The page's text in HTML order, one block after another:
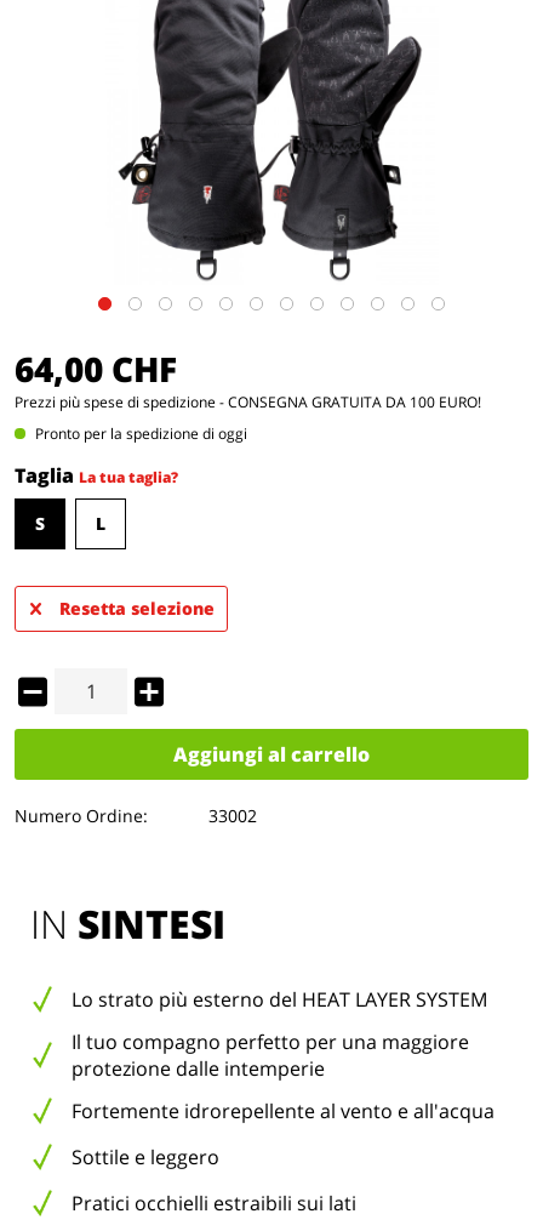
64,00 CHF
Prezzi più spese di spedizione- CONSEGNA GRATUITA DA 100 EURO!
Pronto per la spedizione di oggi
Taglia La tua taglia?
S L
Resetta selezione
Aggiungi al carrello
Numero Ordine: 33002
IN SINTESI
Lo strato più esterno del HEAT LAYER SYSTEM
Il tuo compagno perfetto per una maggiore
protezione dalle intemperie
Fortemente idrorepellente al vento e all'acqua
Sottile e leggero
Pratici occhielli estraibili sui lati